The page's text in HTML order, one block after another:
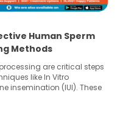
Human Sperm
Methods
are critical steps
like In Vitro
insemination (IUI). These